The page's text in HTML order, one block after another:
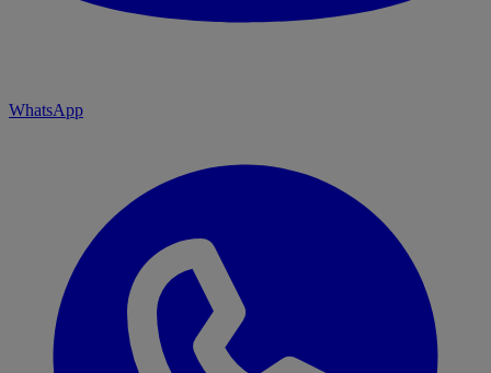
WhatsApp